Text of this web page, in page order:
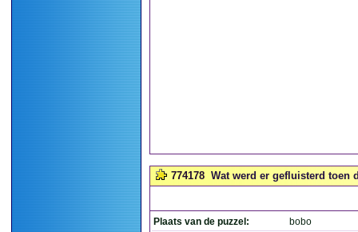
774178 Wat werd er gefluisterd toen
Plaats van de puzzel: bobo